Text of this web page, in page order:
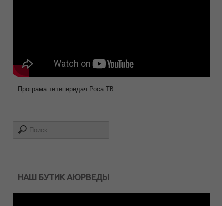
Програма телепередач Роса ТВ
НАШ БУТИК АЮРВЕДЫ